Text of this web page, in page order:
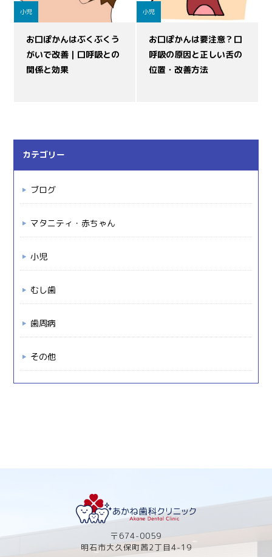
小児
お口ぽかんはぶくぶくう
がいで改善｜口呼吸との
関係と効果
小児
お口ぽかんは要注意？口
呼吸の原因と正しい舌の
位置・改善方法
カテゴリー
ブログ
マタニティ・赤ちゃん
小児
むし歯
歯周病
その他
〒674-0059
明石市大久保町茜2丁目4-19